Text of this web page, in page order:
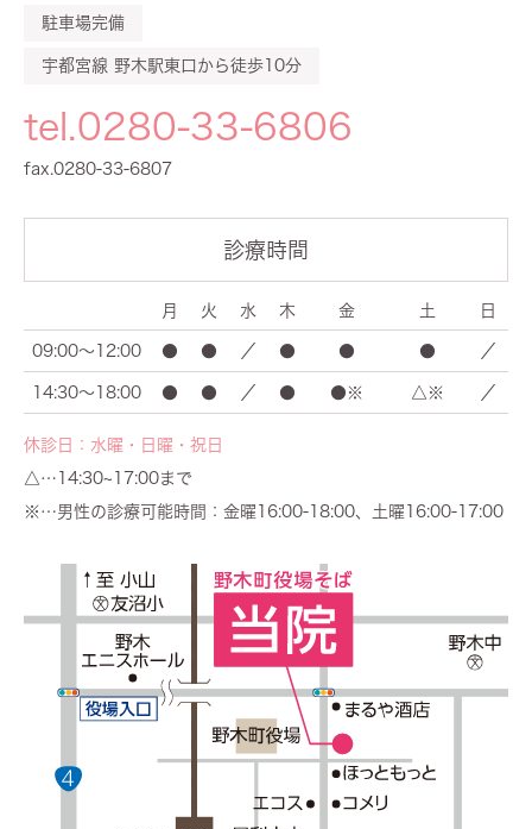
駐車場完備
宇都宮線 野木駅東口から徒歩10分
tel.0280-33-6806
fax.0280-33-6807
診療時間
月 火 水 木 金 土 日
09:00～12:00 ● ● ／ ● ● ● ／
14:30～18:00 ● ● ／ ● ●※ △※ ／
休診日：水曜・日曜・祝日
△…14:30~17:00まで
※…男性の診療可能時間：金曜16:00-18:00、土曜16:00-17:00